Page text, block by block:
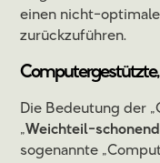
einen nicht-
zurückzuführen.
Die Bedeutung der
„Weichteil-
sogenannte